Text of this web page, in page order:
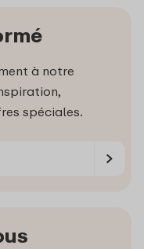
à notre
spéciales.